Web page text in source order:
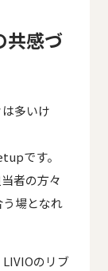
共感づ
多いけ
です。
者の方々
場となれ
のリブ